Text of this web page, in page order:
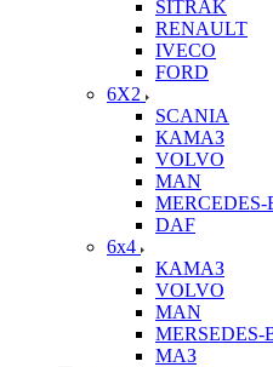
SITRAK
RENAULT
IVECO
FORD
6X2
SCANIA
КАМАЗ
VOLVO
MAN
MERCEDES-
DAF
6x4
КАМАЗ
VOLVO
MAN
MERSEDES-
МАЗ